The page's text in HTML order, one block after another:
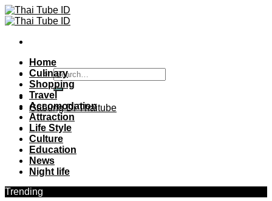
Skip
to
Gabung Di Thaitube
Home
Culinary
Shopping
Travel
Accomodation
Attraction
Life Style
Culture
Education
News
Night life
Trending